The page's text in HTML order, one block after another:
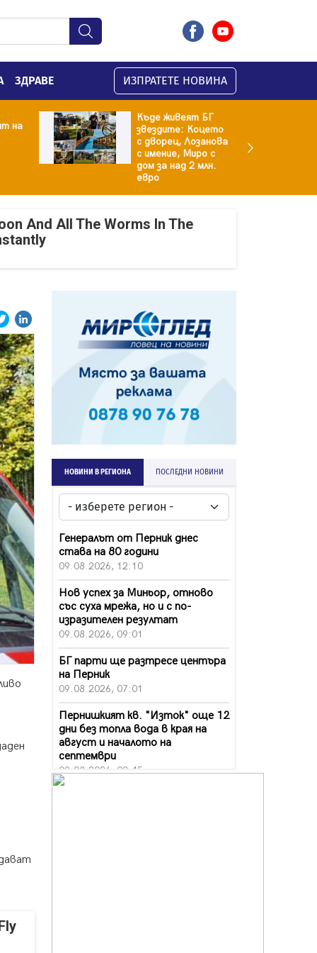
ЗДРАВЕ ИЗПРАТЕТЕ НОВИНА
на
Къде живеят БГ
звездите: Коцето
с дворец, Лозанова
с имение, Миро с
дом за над 2 млн.
евро
And All The Worms In The
НОВИНИ В РЕГИОНА ПОСЛЕДНИ НОВИНИ
Генералът от Перник днес
става на 80 години
09.08.2026, 12:10
Нов успех за Миньор, отново
със суха мрежа, но и с по-
изразителен резултат
09.08.2026, 09:01
БГ парти ще разтресе центъра
на Перник
09.08.2026, 07:01
Пернишкият кв. "Изток" още 12
дни без топла вода в края на
август и началото на
септември
09.08.2026, 00:45